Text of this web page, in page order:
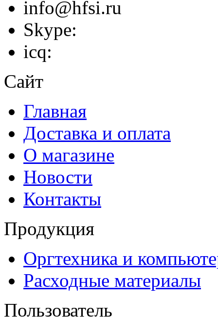
info@hfsi.ru
Skype:
icq:
Сайт
Главная
Доставка и оплата
О магазине
Новости
Контакты
Продукция
Оргтехника и
Расходные материалы
Пользователь